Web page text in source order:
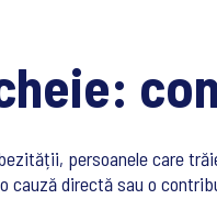
persoanele care
directă sau o